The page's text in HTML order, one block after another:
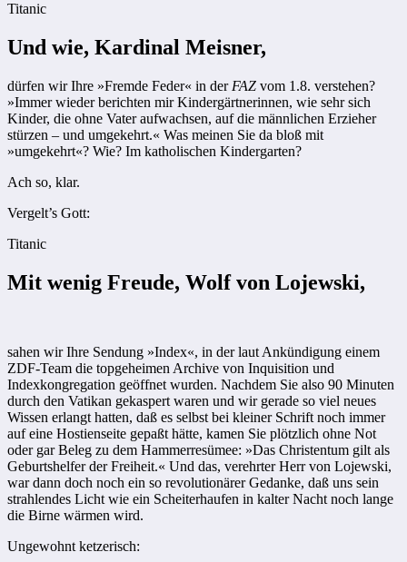
Titanic
Und wie, Kardinal Meisner,
dürfen wir Ihre »Fremde Feder« in der FAZ vom 1.8. verstehen?
»Immer wieder berichten mir Kindergärtnerinnen, wie sehr sich
Kinder, die ohne Vater aufwachsen, auf die männlichen Erzieher
stürzen – und umgekehrt.« Was meinen Sie da bloß mit
»umgekehrt«? Wie? Im katholischen Kindergarten?
Ach so, klar.
Vergelt’s Gott:
Titanic
Mit wenig Freude, Wolf von Lojewski,
sahen wir Ihre Sendung »Index«, in der laut Ankündigung einem
ZDF-Team die topgeheimen Archive von Inquisition und
Indexkongregation geöffnet wurden. Nachdem Sie also 90 Minuten
durch den Vatikan gekaspert waren und wir gerade so viel neues
Wissen erlangt hatten, daß es selbst bei kleiner Schrift noch immer
auf eine Hostienseite gepaßt hätte, kamen Sie plötzlich ohne Not
oder gar Beleg zu dem Hammerresümee: »Das Christentum gilt als
Geburtshelfer der Freiheit.« Und das, verehrter Herr von Lojewski,
war dann doch noch ein so revolutionärer Gedanke, daß uns sein
strahlendes Licht wie ein Scheiterhaufen in kalter Nacht noch lange
die Birne wärmen wird.
Ungewohnt ketzerisch: